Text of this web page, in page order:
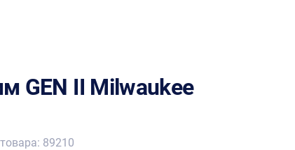
GEN II Milwaukee
89210